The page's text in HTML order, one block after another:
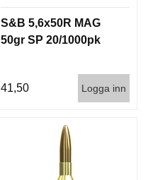
S&B 5,6x50R MAG
50gr SP 20/1000pk
41,50 Logga inn